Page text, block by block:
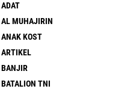
ADAT
AL MUHAJIRIN
ANAK KOST
ARTIKEL
BANJIR
BATALION TNI